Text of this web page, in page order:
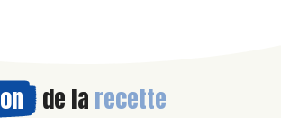
de la recette